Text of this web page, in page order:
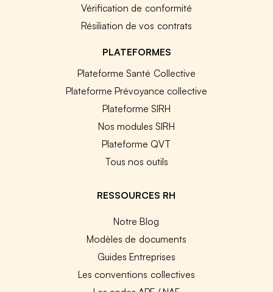
Vérification de conformité
Résiliation de vos contrats
PLATEFORMES
Plateforme Santé Collective
Plateforme Prévoyance collective
Plateforme SIRH
Nos modules SIRH
Plateforme QVT
Tous nos outils
RESSOURCES RH
Notre Blog
Modèles de documents
Guides Entreprises
Les conventions collectives